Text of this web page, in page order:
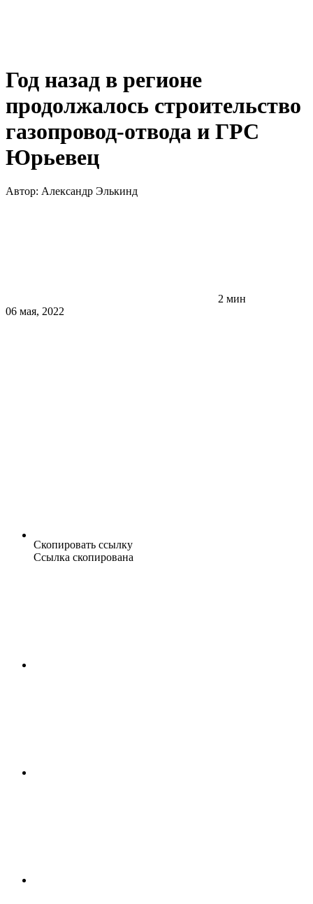
Год назад в регионе
продолжалось строительство
газопровод-отвода и ГРС
Юрьевец
Автор: Александр Элькинд
2 мин
06 мая, 2022
Скопировать ссылку
Ссылка скопирована